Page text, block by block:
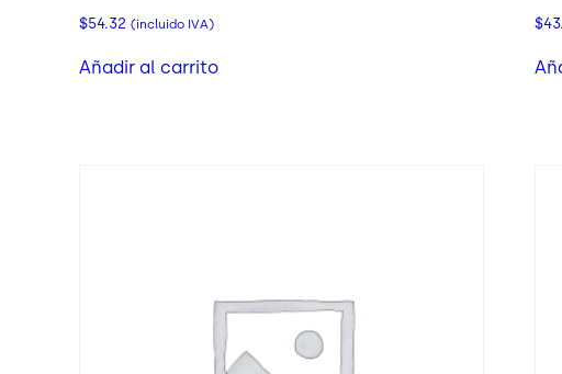
$54.32 (incluido IVA)
Añadir al carrito
$